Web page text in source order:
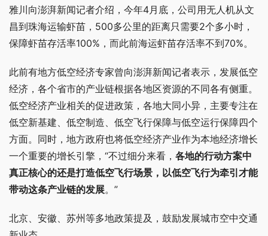
雅川向澎湃新闻记者介绍，今年4月底，公司用无人机从文
昌到珠海运输虾苗，500多公里的距离只需要2个多小时，
保障虾苗存活率100%，而此前海运虾苗存活率不到70%。
此前有地方低空经济专家曾向澎湃新闻记者表示，发展低空
经济，各个省市的产业链根据各地区资源的不同各有侧重。
低空经济产业相关的促进政策，各地大同小异，主要专注在
低空新基建、低空制造、低空飞行保障与低空运行保障四个
方面。同时，地方政府也将低空经济产业作为本地经济增长
一个重要的增长引擎，“不过细分来看， 各地的行动方案中
真正核心的还是打造低空飞行场景，以低空飞行为牵引才能
带动这条产业链的发展。”
北京、安徽、苏州等多地政策提及，鼓励发展城市空中交通